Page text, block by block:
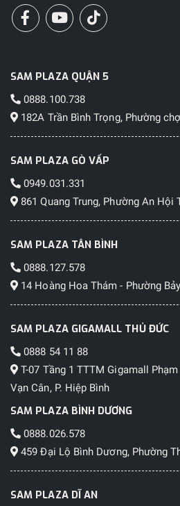
trong
Bộ nhớ
định của nhà
sản xuất)
dụng)
khoảng
Bộ nhớ khả
dụng còn lại
sau khi trừ
hành, ứng
dụng hệ
106.2GB
Máy hỗ trợ
lắp thẻ nhớ
Tối đa bao
nhiêu
GB/TB?
SAM PLAZA QUẬN 5
0888.100.738
182A Trần Bình Trọng, Phường
SAM PLAZA GÒ VẤP
0949.031.331
861 Quang Trung, Phường An Hội
SAM PLAZA TÂN BÌNH
0888.127.578
14 Hoàng Hoa Thám - Phường
SAM PLAZA GIGAMALL THỦ ĐỨC
0888 54 11 88
T-07 Tầng 1 TTTM Gigamall
Vạn Cân, P. Hiệp Bình
SAM PLAZA BÌNH DƯƠNG
0888.026.578
459 Đại Lộ Bình Dương, Phường
SAM PLAZA DĨ AN